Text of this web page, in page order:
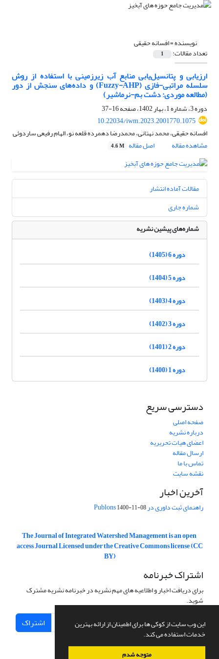
این وب سایت از کوکی ها برای اطمینان از ارائه بهترین
خدمات استفاده می کند.
متوجه شدم
نویسنده =افسانه حقیقی
تعداد مقالات: 1
ارزیابی و پتانسیل‌یابی منابع آب زیرزمینی با استفاده از روش
سلسله مراتبی-فازی (Fuzzy-AHP) و داده‌های سنجش از دور
(مطالعه موردی: دشت بم-نرماشیر)
دوره 3، شماره 1، بهار 1402، صفحه
16-37
10.22034/iwm.2023.2001770.1075
افسانه حقیقی، محمد نهتانی، محمدرضا دهمرده قلعه نو، الهام رفیعی ساردوئی
مشاهده مقاله
اصل مقاله 4.6 M
مقالات آماده انتشار
شماره جاری
شماره‌های پیشین نشریه
دوره 6 (1405)
دوره 5 (1404)
دوره 4 (1403)
دوره 3 (1402)
دوره 2 (1401)
دوره 1 (1400)
دسترسی سریع
صفحه اصلی
درباره نشریه
اعضای هیات تحریریه
ارسال مقاله
تماس با ما
نقشه سایت
آخرین اخبار
راهنمای ثبت داوری در Publons1400-11-08
The Journal of Integrated Watershed Management is an open
access Journal Licensed under the Creative Commons license (CC
BY)
اشتراک خبرنامه
برای دریافت اخبار و اطلاعیه های مهم نشریه در خبرنامه نشریه مشترک
شوید.
اشتراک